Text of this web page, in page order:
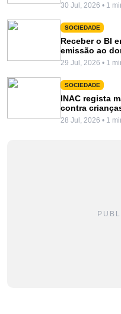
30 Jul, 2026 • 1
SOCIEDADE
Receber o BI
emissão ao
29 Jul, 2026 • 1
SOCIEDADE
INAC regista
contra
28 Jul, 2026 • 1